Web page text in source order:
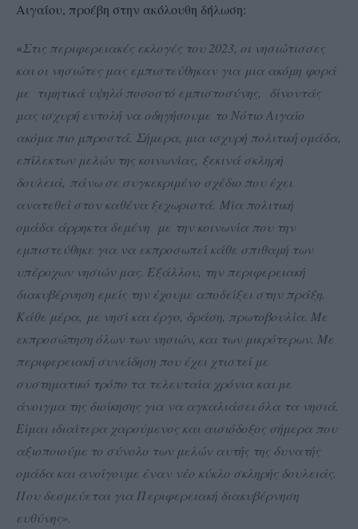
Αιγαίου, προέβη στην ακόλουθη δήλωση:
«Στις περιφερειακές εκλογές του 2023, οι νησιώτισσες
και οι νησιώτες μας εμπιστεύθηκαν για μια ακόμη φορά
με τιμητικά υψηλό ποσοστό εμπιστοσύνης, δίνοντάς
μας ισχυρή εντολή να οδηγήσουμε το Νότιο Αιγαίο
ακόμα πιο μπροστά. Σήμερα, μια ισχυρή πολιτική ομάδα,
επίλεκτων μελών της κοινωνίας, ξεκινά σκληρή
δουλειά, πάνω σε συγκεκριμένο σχέδιο που έχει
ανατεθεί στον καθένα ξεχωριστά. Μία πολιτική
ομάδα άρρηκτα δεμένη με την κοινωνία που την
εμπιστεύθηκε για να εκπροσωπεί κάθε σπιθαμή των
υπέροχων νησιών μας. Εξάλλου, την περιφερειακή
διακυβέρνηση εμείς την έχουμε αποδείξει στην πράξη.
Κάθε μέρα, με νησί και έργο, δράση, πρωτοβουλία. Με
εκπροσώπηση όλων των νησιών, και των μικρότερων. Με
περιφερειακή συνείδηση που έχει χτιστεί με
συστηματικό τρόπο τα τελευταία χρόνια και με
άνοιγμα της διοίκησης για να αγκαλιάσει όλα τα νησιά.
Είμαι ιδιαίτερα χαρούμενος και αισιόδοξος σήμερα που
αξιοποιούμε το σύνολο των μελών αυτής της δυνατής
ομάδα και ανοίγουμε έναν νέο κύκλο σκληρής δουλειάς.
Που δεσμεύεται για Περιφερειακή διακυβέρνηση
ευθύνης».